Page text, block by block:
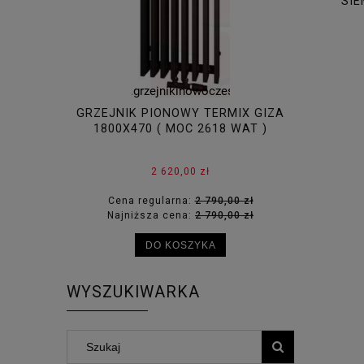
GRZEJNIK PIONOWY TERMIX GIZA
1800X470 ( MOC 2618 WAT )
2 620,00 zł
Cena regularna:2 790,00 zł
Najniższa cena: 2 790,00 zł
DO KOSZYKA
WYSZUKIWARKA